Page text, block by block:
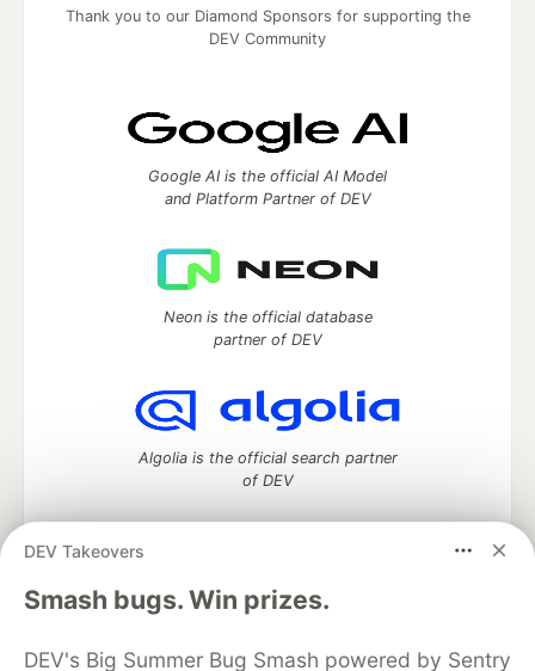
DEV Takeovers
Smash bugs. Win prizes.
DEV's Big Summer Bug Smash powered by Sentry
Thank you to our Diamond Sponsors for supporting the
DEV Community
Google AI is the official AI Model
and Platform Partner of DEV
Neon is the official database
partner of DEV
Algolia is the official search partner
of DEV
DEV Community— A space to discuss and keep up software
development and manage your software career